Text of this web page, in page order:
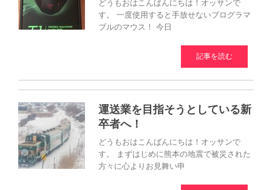
どうもおはこんばんにちは！オッサンで
す。 一度使用すると手放せないプログラマ
ブルのマウス！ 今日
記事を読む
運送業を目指そうとしている新
卒者へ！
どうもおはこんばんにちは！オッサンで
す。 まずはじめに熊本の地震で被災された
方々に心よりお見舞い申